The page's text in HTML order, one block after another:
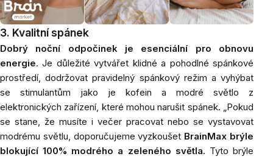
3. Kvalitní spánek
Dobrý noční odpočinek je esenciální pro obnovu
energie. Je důležité vytvářet klidné a pohodlné spánkové
prostředí, dodržovat pravidelný spánkový režim a vyhýbat
se stimulantům jako je kofein a modré světlo z
elektronických zařízení, které mohou narušit spánek. „Pokud
se stane, že musíte i večer pracovat nebo se vystavovat
modrému světlu, doporučujeme vyzkoušet BrainMax brýle
blokující 100% modrého a zeleného světla. Tyto brýle